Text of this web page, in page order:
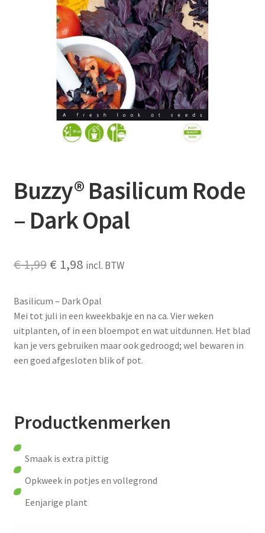
Booking Search
Buzzy® Basilicum Rode
– Dark Opal
€1,99 Oorspronkelijke
was:
€ 1,99.
€ 1,98Huidige
is:
€ 1,98.
incl. BTW
Basilicum – Dark Opal
Mei tot juli in een kweekbakje en na ca. Vier weken
uitplanten, of in een bloempot en wat uitdunnen. Het blad
kan je vers gebruiken maar ook gedroogd; wel bewaren in
een goed afgesloten blik of pot.
Productkenmerken
Smaak is extra pittig
Opkweek in potjes en vollegrond
Eenjarige plant